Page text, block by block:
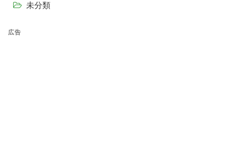
未分類
広告